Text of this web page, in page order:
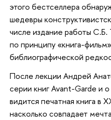
этого бестселлера
шедевры
числе издание работы С.Б.
по принципу «книга-
библиографической
После лекции Андрей
серии книг Avant-Garde и
видится печатная книга в
насколько совпадает